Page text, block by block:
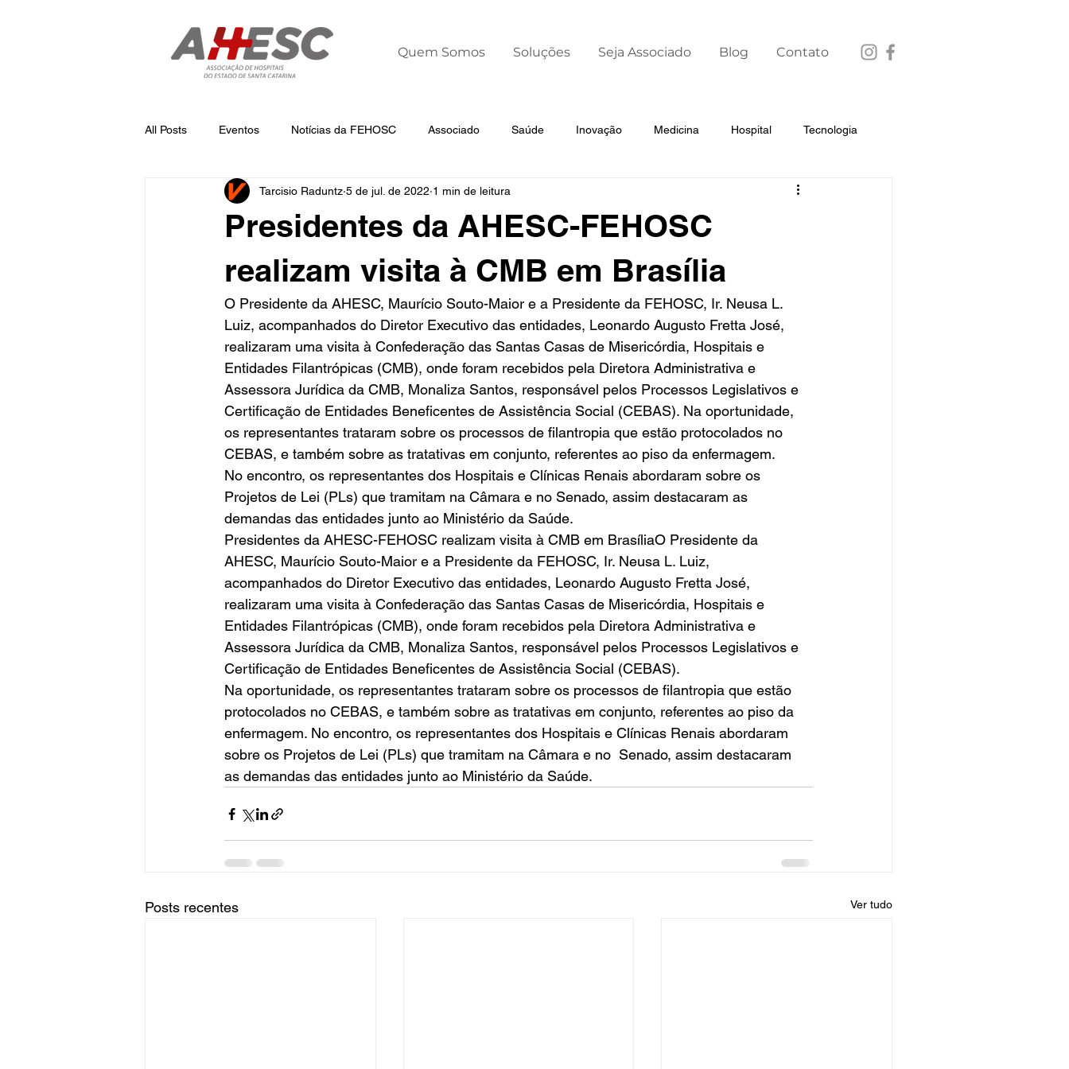
Quem Somos Soluções Seja Associado Blog Contato
All Posts Eventos Notícias da FEHOSC Associado Saúde Inovação Medicina Hospital Tecnologia
Notícias da AHESC Liderança Dia Mundial da Prematuridade
Presidentes da AHESC-FEHOSC
realizam visita à CMB em Brasília
Tarcisio Raduntz 5 de jul. de 2022 1 min de leitura
O Presidente da AHESC, Maurício Souto-Maior e a Presidente da FEHOSC, Ir. Neusa L.
Luiz, acompanhados do Diretor Executivo das entidades, Leonardo Augusto Fretta José,
realizaram uma visita à Confederação das Santas Casas de Misericórdia, Hospitais e
Entidades Filantrópicas (CMB), onde foram recebidos pela Diretora Administrativa e
Assessora Jurídica da CMB, Monaliza Santos, responsável pelos Processos Legislativos e
Certificação de Entidades Beneficentes de Assistência Social (CEBAS). Na oportunidade,
os representantes trataram sobre os processos de filantropia que estão protocolados no
CEBAS, e também sobre as tratativas em conjunto, referentes ao piso da enfermagem.
No encontro, os representantes dos Hospitais e Clínicas Renais abordaram sobre os
Projetos de Lei (PLs) que tramitam na Câmara e no Senado, assim destacaram as
demandas das entidades junto ao Ministério da Saúde.
Presidentes da AHESC-FEHOSC realizam visita à CMB em BrasíliaO Presidente da
AHESC, Maurício Souto-Maior e a Presidente da FEHOSC, Ir. Neusa L. Luiz,
acompanhados do Diretor Executivo das entidades, Leonardo Augusto Fretta José,
realizaram uma visita à Confederação das Santas Casas de Misericórdia, Hospitais e
Entidades Filantrópicas (CMB), onde foram recebidos pela Diretora Administrativa e
Assessora Jurídica da CMB, Monaliza Santos, responsável pelos Processos Legislativos e
Certificação de Entidades Beneficentes de Assistência Social (CEBAS).
Na oportunidade, os representantes trataram sobre os processos de filantropia que estão
protocolados no CEBAS, e também sobre as tratativas em conjunto, referentes ao piso da
enfermagem. No encontro, os representantes dos Hospitais e Clínicas Renais abordaram
sobre os Projetos de Lei (PLs) que tramitam na Câmara e no  Senado, assim destacaram
as demandas das entidades junto ao Ministério da Saúde.
Posts recentes Ver tudo